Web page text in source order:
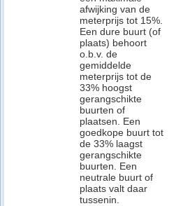
afwijking van de
meterprijs tot 15%.
Een dure buurt (of
plaats) behoort
o.b.v. de
gemiddelde
meterprijs tot de
33% hoogst
gerangschikte
buurten of
plaatsen. Een
goedkope buurt tot
de 33% laagst
gerangschikte
buurten. Een
neutrale buurt of
plaats valt daar
tussenin.